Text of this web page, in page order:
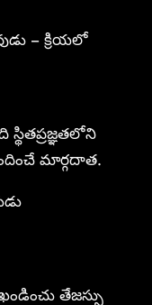
– క్రియలో
మార్గదాత.
తేజస్సు